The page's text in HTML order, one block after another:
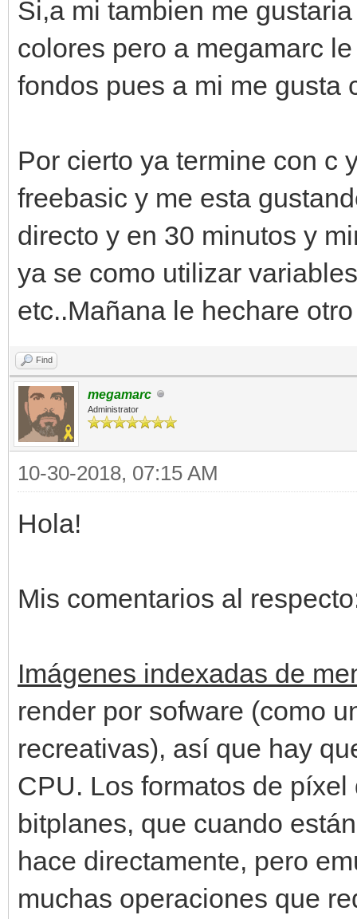
Si,a mi tambien me
colores pero a megamarc
fondos pues a mi me gusta
Por cierto ya termine con c
freebasic y me esta
directo y en 30 minutos y
ya se como utilizar
etc..Mañana le hechare
Find
megamarc
Administrator
10-30-2018, 07:15 AM
Hola!
Mis comentarios al
Imágenes indexadas de
render por sofware (como
recreativas), así que hay
CPU. Los formatos de
bitplanes, que cuando
hace directamente, pero
muchas operaciones que